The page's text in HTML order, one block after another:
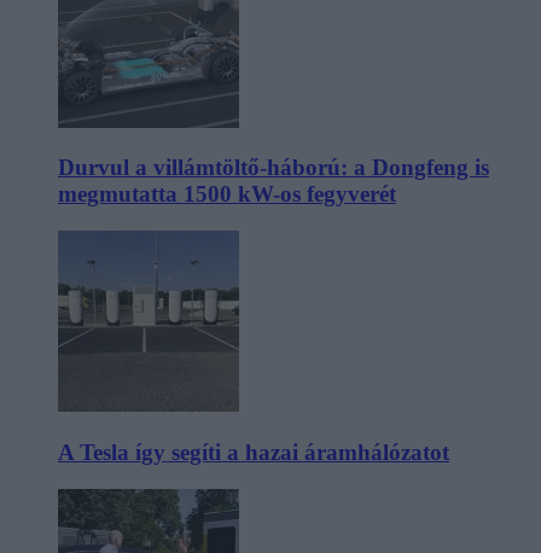
Durvul a villámtöltő-háború: a Dongfeng is
megmutatta 1500 kW-os fegyverét
A Tesla így segíti a hazai áramhálózatot